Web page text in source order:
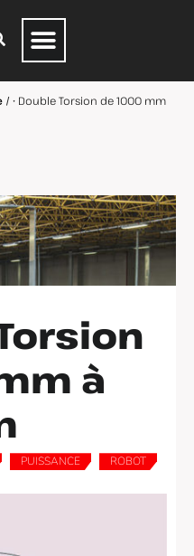
/• Double Torsion de 1000 mm
à
PUISSANCE ROBOT